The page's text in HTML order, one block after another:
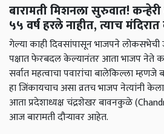
बारामती मिशनला सुरुवात!
५५ वर्ष हरले नाहीत, त्याच
गेल्या काही दिवसांपासून भाजपने लोकसभेची
पक्षात फेरबदल केल्यानंतर आता भाजप नेते
सर्वात महत्वाचा पवारांचा बालेकिल्ला
हा जिंकायचाच असा व्रतच भाजप नेत्यांनी
आता प्रदेशाध्यक्ष चंद्रशेखर बावनकुळे
आज बारामती दौऱ्यावर आहेत.